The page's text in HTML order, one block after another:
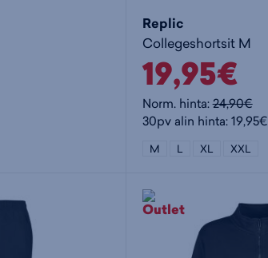
Replic
Collegeshortsit M
19,95€
Norm. hinta:24,90€
30pv alin hinta: 19,95€
M L XL XXL